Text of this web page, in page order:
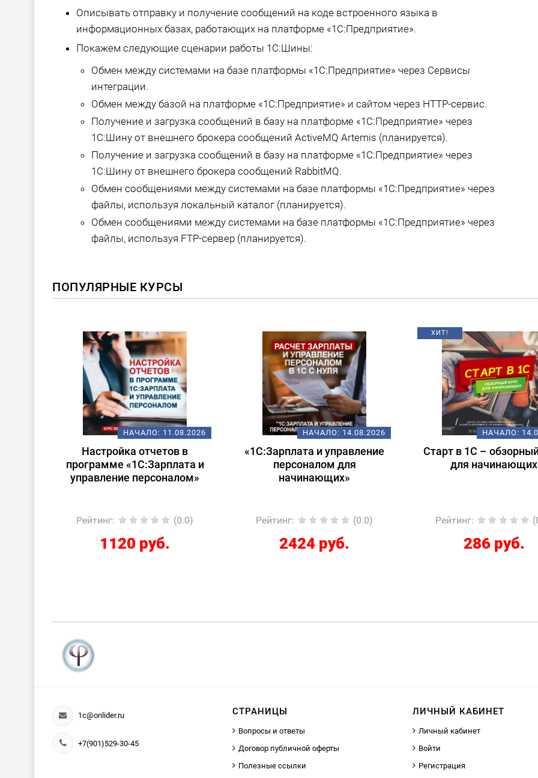
Описывать отправку и получение сообщений на коде встроенного языка в
информационных базах, работающих на платформе «1С:Предприятие».
Покажем следующие сценарии работы 1С:Шины:
Обмен между системами на базе платформы «1С:Предприятие» через Сервисы
интеграции.
Обмен между базой на платформе «1С:Предприятие» и сайтом через HTTP-сервис.
Получение и загрузка сообщений в базу на платформе «1С:Предприятие» через
1С:Шину от внешнего брокера сообщений ActiveMQ Artemis (планируется).
Получение и загрузка сообщений в базу на платформе «1С:Предприятие» через
1С:Шину от внешнего брокера сообщений RabbitMQ.
Обмен сообщениями между системами на базе платформы «1С:Предприятие» через
файлы, используя локальный каталог (планируется).
Обмен сообщениями между системами на базе платформы «1С:Предприятие» через
файлы, используя FTP-сервер (планируется).
ПОПУЛЯРНЫЕ КУРСЫ
НАЧАЛО: 14.08.2026
«1С:Зарплата и управление
персоналом для
начинающих»
Рейтинг: (0.0)
2424 руб.
ХИТ!
НАЧАЛО: 14.08.2026
Старт в 1С – обзорный курс
для начинающих
Рейтинг: (0.0)
286 руб.
НАЧАЛО:
Подготовка к
1С:Специалист-
Рейтинг:
12267 руб.
1c@onlider.ru
+7(901)529-30-45
СТРАНИЦЫ
Вопросы и ответы
Договор публичной оферты
Полезные ссылки
ЛИЧНЫЙ КАБИНЕТ
Личный кабинет
Войти
Регистрация